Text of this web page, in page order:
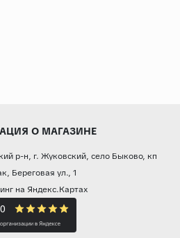
О МАГАЗИНЕ
р-н, г. Жуковский, село Быково, кп
Береговая ул., 1
на Яндекс.Картах